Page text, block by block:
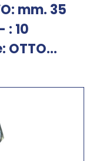
mm. 35
: 10
OTTO...